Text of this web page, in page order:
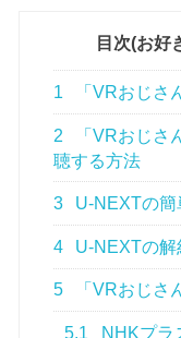
目次(お好
1 「VRおじさ
2
「VRおじさ
聴する方法
3 U-NEXTの
4 U-NEXTの解
5 「VRおじさ
5.1 NHKプラ